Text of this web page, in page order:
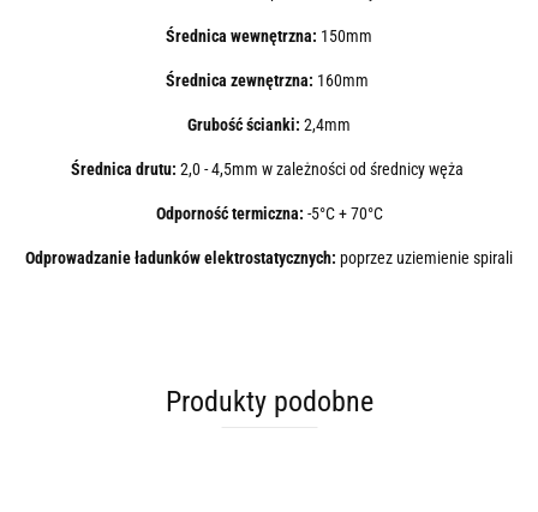
Średnica wewnętrzna: 150mm
Średnica zewnętrzna: 160mm
Grubość ścianki: 2,4mm
Średnica drutu: 2,0 - 4,5mm w zależności od średnicy węża
Odporność termiczna: -5°C + 70°C
Odprowadzanie ładunków elektrostatycznych: poprzez uziemienie spirali
Produkty podobne